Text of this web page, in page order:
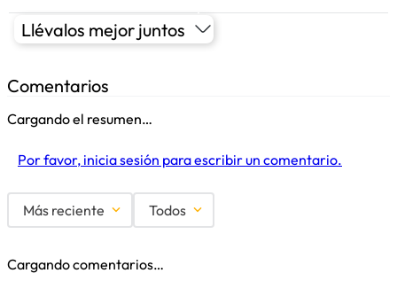
Llévalos mejor juntos
Comentarios
Cargando el resumen…
Por favor, inicia sesión para escribir un comentario.
Más reciente Todos
Cargando comentarios…